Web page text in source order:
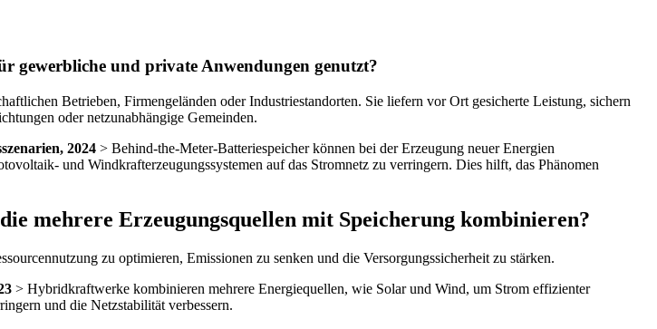
gewerbliche und private Anwendungen genutzt?
Betrieben, Firmengeländen oder Industriestandorten. Sie liefern vor Ort gesicherte Leistung, sichern
oder netzunabhängige Gemeinden.
2024 > Behind-the-Meter-Batteriespeicher können bei der Erzeugung neuer Energien
und Windkrafterzeugungssystemen auf das Stromnetz zu verringern. Dies hilft, das Phänomen
mehrere Erzeugungsquellen mit Speicherung kombinieren?
zu optimieren, Emissionen zu senken und die Versorgungssicherheit zu stärken.
> Hybridkraftwerke kombinieren mehrere Energiequellen, wie Solar und Wind, um Strom effizienter
und die Netzstabilität verbessern.